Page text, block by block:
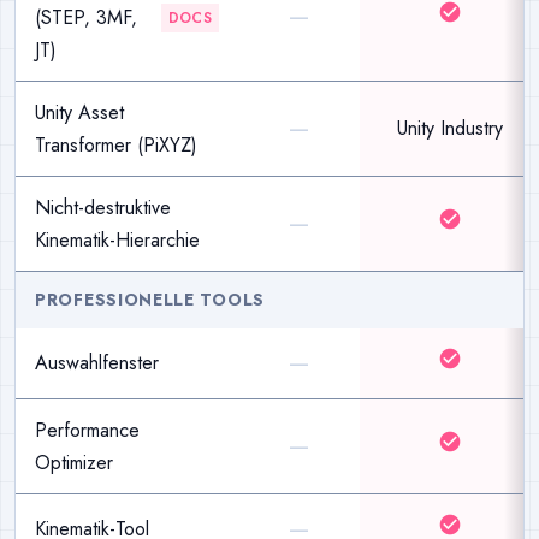
(STEP, 3MF,
JT)
DOCS — check_circle
Unity Asset
Transformer (PiXYZ)
— Unity Industry
Nicht-destruktive
Kinematik-Hierarchie
— check_circle
PROFESSIONELLE TOOLS
Auswahlfenster — check_circle
Performance
Optimizer
— check_circle
Kinematik-Tool — check_circle